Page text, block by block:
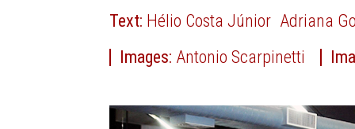
Text: Hélio Costa Júnior Adriana
Images: Antonio Scarpinetti